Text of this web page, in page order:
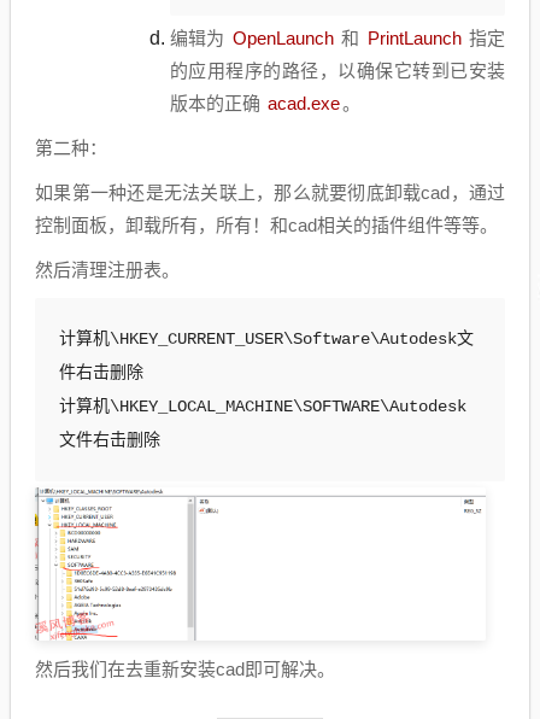
编辑为 OpenLaunch 和 PrintLaunch 指定
的应用程序的路径，以确保它转到已安装
版本的正确 acad.exe。
第二种：
如果第一种还是无法关联上，那么就要彻底卸载cad，通过
控制面板，卸载所有，所有！和cad相关的插件组件等等。
然后清理注册表。
计算机\HKEY_CURRENT_USER\Software\Autodesk文
件右击删除
计算机\HKEY_LOCAL_MACHINE\SOFTWARE\Autodesk
文件右击删除
然后我们在去重新安装cad即可解决。